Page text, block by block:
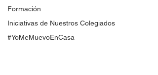
Formación
Iniciativas de Nuestros Colegiados
#YoMeMuevoEnCasa